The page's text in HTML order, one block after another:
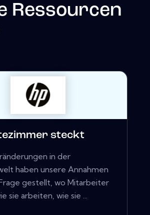
Ressourcen
steckt
in der
haben unsere Annahmen
gestellt, wo Mitarbeiter
sie arbeiten, wie sie ...